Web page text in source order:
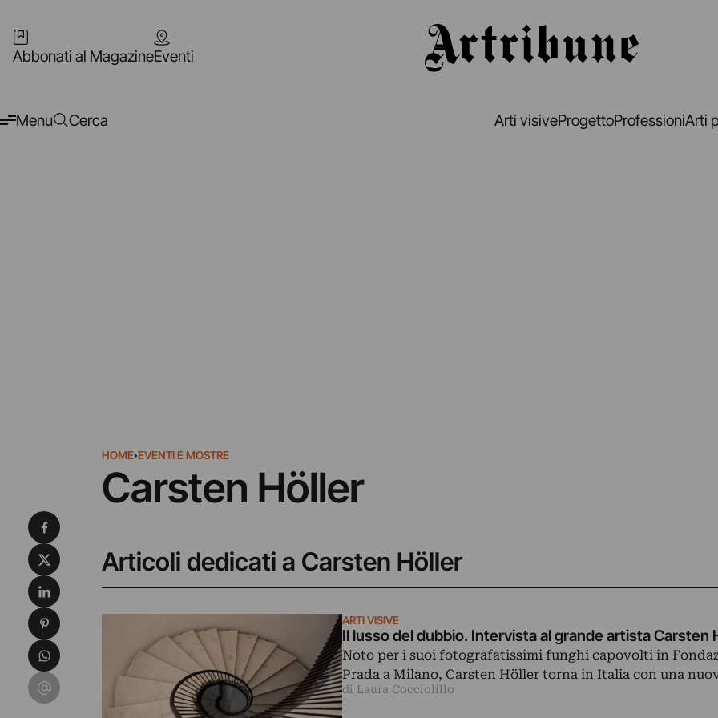
Abbonati al MagazineEventi
Menu Cerca Arti visiveProgettoProfessioniArti
HOME›EVENTI E MOSTRE
Carsten Höller
Articoli dedicati a Carsten Höller
ARTI VISIVE
Il lusso del dubbio. Intervista al grande artista Carsten
Noto per i suoi fotografatissimi funghi capovolti in
Prada a Milano, Carsten Höller torna in Italia con una
di Laura Cocciolillo
Condividi su Facebook
Condividi su X
Condividi su LinkedIn
Condividi su Pinterest
Condividi su WhatsApp
Condividi su Email